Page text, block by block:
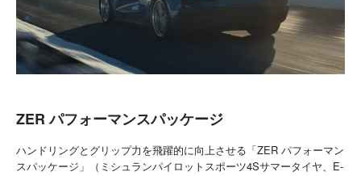
ZER パフォーマンスパッケージ
ハンドリングとグリップ力を飛躍的に向上させる「ZER パフォーマン
スパッケージ」（ミシュランパイロットスポーツ4Sサマータイヤ、E-